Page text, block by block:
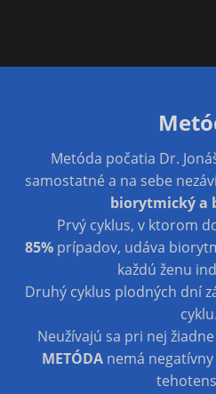
Metóda počatia Dr.
samostatné a na sebe
biorytmický a
Prvý cyklus, v ktorom
85% prípadov, udáva
každú ženu
Druhý cyklus plodných dní
cyklu.
Neužívajú sa pri nej
METÓDAnemá negatívny